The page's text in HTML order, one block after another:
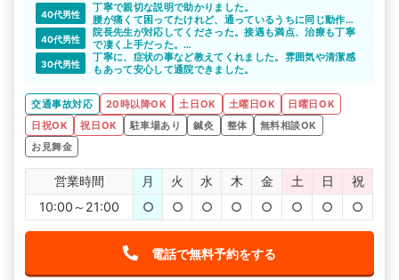
40代男性
丁寧で親切な説明で助かりました。
腰が痛くて困ってたけれど、通っているうちに同じ動作を
しても痛くならなくなってきました。
40代男性
院長先生が対応してくださった。接遇も満点、治療も丁寧
で凄く上手だった。
イオンの中にあり利便性も良好。
30代男性
丁寧に、症状の事など教えてくれました。雰囲気や清潔感
もあって安心して通院できました。
交通事故対応 20時以降OK 土日OK 土曜日OK
日曜日OK
日祝OK
祝日OK 駐車場あり 鍼灸 整体
無料相談OK
お見舞金
営業時間 月 火 水 木 金 土 日
祝
10:00～21:00
○ ○ ○ ○ ○ ○ ○ ○
電話で無料予約をする